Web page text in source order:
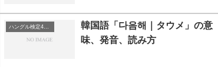
韓国語「다음해｜タウメ」の意
味、発音、読み方